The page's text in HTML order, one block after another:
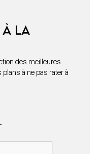
à la
des meilleures
à ne pas rater à